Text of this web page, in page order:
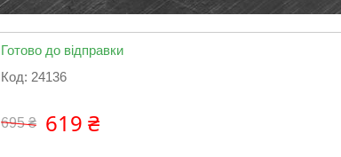
Готово до відправки
Код: 24136
695 ₴ 619 ₴